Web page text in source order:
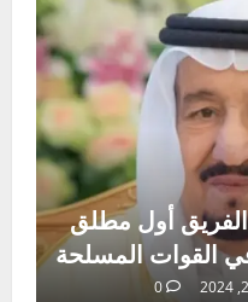
الطرق
0